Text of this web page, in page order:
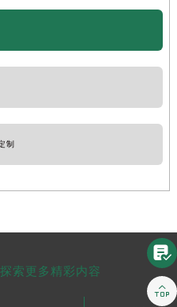
制
索更多精彩内容

